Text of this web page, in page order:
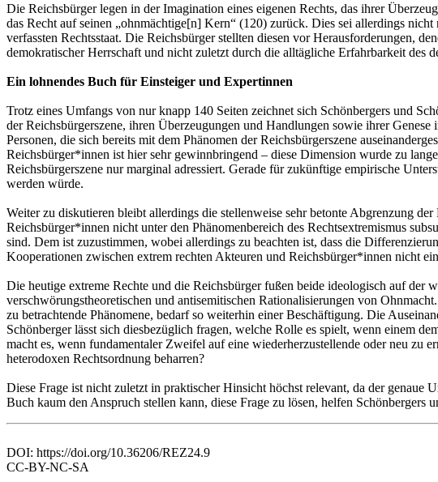
Die Reichsbürger legen in der Imagination eines eigenen Rechts, das ihrer
das Recht auf seinen „ohnmächtige[n] Kern“ (120) zurück. Dies sei allerdings
verfassten Rechtsstaat. Die Reichsbürger stellten diesen vor Herausforderungen,
demokratischer Herrschaft und nicht zuletzt durch die alltägliche Erfahrbarkeit des
Ein lohnendes Buch für Einsteiger und Expertinnen
Trotz eines Umfangs von nur knapp 140 Seiten zeichnet sich Schönbergers und
der Reichsbürgerszene, ihren Überzeugungen und Handlungen sowie ihrer
Personen, die sich bereits mit dem Phänomen der Reichsbürgerszene
Reichsbürger*innen ist hier sehr gewinnbringend – diese Dimension wurde zu
Reichsbürgerszene nur marginal adressiert. Gerade für zukünftige empirische
werden würde.
Weiter zu diskutieren bleibt allerdings die stellenweise sehr betonte Abgrenzung
Reichsbürger*innen nicht unter den Phänomenbereich des Rechtsextremismus
sind. Dem ist zuzustimmen, wobei allerdings zu beachten ist, dass die
Kooperationen zwischen extrem rechten Akteuren und Reichsbürger*innen nicht
Die heutige extreme Rechte und die Reichsbürger fußen beide ideologisch auf der
verschwörungstheoretischen und antisemitischen Rationalisierungen von
zu betrachtende Phänomene, bedarf so weiterhin einer Beschäftigung. Die
Schönberger lässt sich diesbezüglich fragen, welche Rolle es spielt, wenn einem
macht es, wenn fundamentaler Zweifel auf eine wiederherzustellende oder neu zu
heterodoxen Rechtsordnung beharren?
Diese Frage ist nicht zuletzt in praktischer Hinsicht höchst relevant, da der
Buch kaum den Anspruch stellen kann, diese Frage zu lösen, helfen
DOI: https://doi.org/10.36206/REZ24.9
CC-BY-NC-SA